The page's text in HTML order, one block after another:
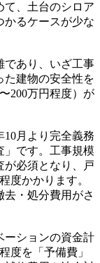
て、土台のシロア
かるケースが少な
であり、いざ工事
た建物の安全性を
200万円程度）が
10月より完全義務
」です。工事規模
が必須となり、戸
度かかります。
・処分費用がさ
ーションの資金計
度を「予備費」